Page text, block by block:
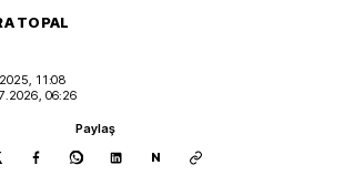
TOPAL
11:08
06:26
Paylaş
N